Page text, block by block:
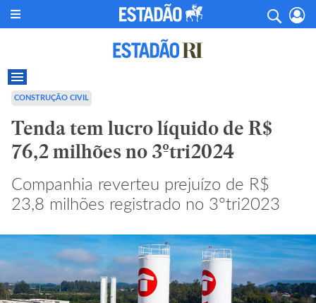
CONSTRUÇÃO CIVIL
Tenda tem lucro líquido de R$
76,2 milhões no 3ºtri2024
Companhia reverteu prejuízo de R$
23,8 milhões registrado no 3ºtri2023